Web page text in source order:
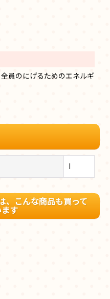
員のにげるためのエネルギ
、こんな商品も買って
ます